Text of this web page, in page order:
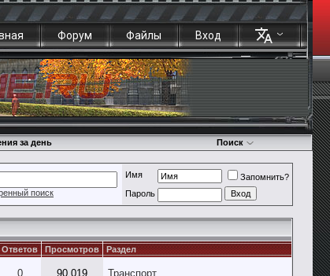
Форум Файлы Вход
за день Поиск
поиск
Имя
Запомнить?
Пароль
Ответов Просмотров Раздел
0 90,019 Транспорт